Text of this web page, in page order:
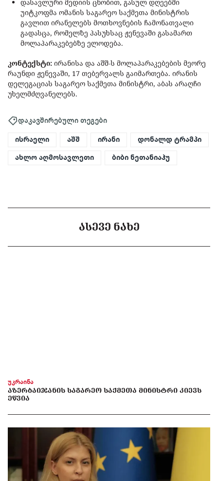
დასავლური მედიის ცნობით, გასულ დღეებში
უიტკოფმა ომანის საგარეო საქმეთა მინისტრის
გავლით ირანელებს მოთხოვნების ჩამონათვალი
გადასცა, რომელზე პასუხსაც ჟენევაში გასამართ
მოლაპარაკებებზე ელოდება.
კონტექსტი: ირანისა და აშშ-ს მოლაპარაკებების მეორე
რაუნდი ჟენევაში, 17 თებერვალს გაიმართება. ირანის
დელეგაციას საგარეო საქმეთა მინისტრი, აბას არაღჩი
უხელმძღვანელებს.
დაკავშირებული თეგები
ისრაელი აშშ ირანი დონალდ ტრამპი
ახლო აღმოსავლეთი ბიბი ნეთანიაჰუ
ᲐᲡᲔᲕᲔ ᲜᲐᲮᲔ
უკრაინა
ᲐᲖᲔᲠᲑᲐᲘᲯᲐᲜᲘᲡ ᲡᲐᲒᲐᲠᲔᲝ ᲡᲐᲥᲛᲔᲗᲐ ᲛᲘᲜᲘᲡᲢᲠᲘ ᲙᲘᲔᲕᲡ
ᲔᲬᲕᲘᲐ